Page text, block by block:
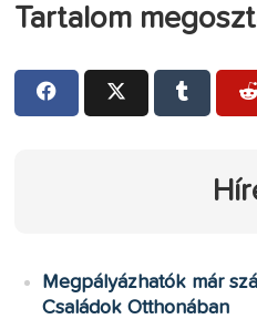
Tartalom
Megpályázhatók már
Családok Otthonában